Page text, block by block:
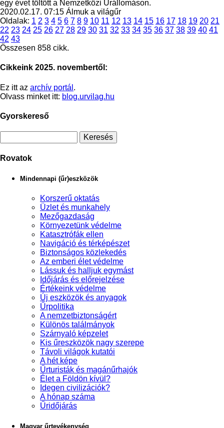
egy évet töltött a Nemzetközi Űrállomáson.
2020.02.17. 07:15 Álmuk a világűr
Oldalak: 1 2 3 4 5 6 7 8 9 10 11 12 13 14 15 16 17 18 19 20 21
22 23 24 25 26 27 28 29 30 31 32 33 34 35 36 37 38 39 40 41
42 43
Összesen 858 cikk.
Cikkeink 2025. novembertől:
Ez itt az archív portál .
Olvass minket itt: blog.urvilag.hu
Gyorskereső
Rovatok
Mindennapi (űr)eszközök
Korszerű oktatás
Üzlet és munkahely
Mezőgazdaság
Környezetünk védelme
Katasztrófák ellen
Navigáció és térképészet
Biztonságos közlekedés
Az emberi élet védelme
Lássuk és halljuk egymást
Időjárás és előrejelzése
Értékeink védelme
Új eszközök és anyagok
Űrpolitika
A nemzetbiztonságért
Különös találmányok
Szárnyaló képzelet
Kis űreszközök nagy szerepe
Távoli világok kutatói
A hét képe
Űrturisták és magánűrhajók
Élet a Földön kívül?
Idegen civilizációk?
A hónap száma
Űridőjárás
Magyar űrtevékenység